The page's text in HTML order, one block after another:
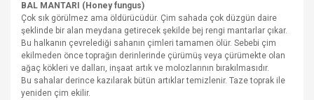
BAL MANTARI (Honey fungus)
Çok sık görülmez ama öldürücüdür. Çim sahada çok düzgün daire
şeklinde bir alan meydana getirecek şekilde bej rengi mantarlar çıkar.
Bu halkanın çevrelediği sahanın çimleri tamamen ölür. Sebebi çim
ekilmeden önce toprağın derinlerinde çürümüş veya çürümekte olan
ağaç kökleri ve dalları, inşaat artık ve molozlarının bırakılmasıdır.
Bu sahalar derince kazılarak bütün artıklar temizlenir. Taze toprak ile
yeniden çim ekilir.